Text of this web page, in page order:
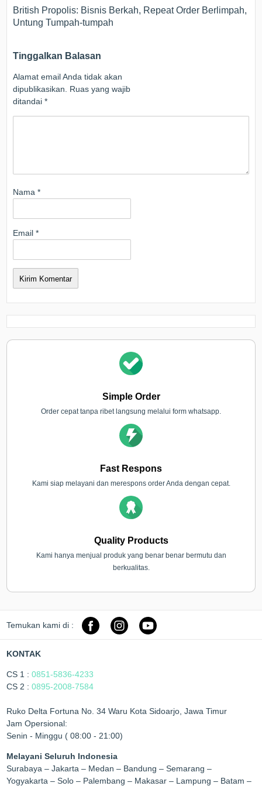
British Propolis: Bisnis Berkah, Repeat Order Berlimpah,
Untung Tumpah-tumpah
Tinggalkan Balasan
Alamat email Anda tidak akan
dipublikasikan.
Ruas yang wajib
ditandai*
Nama*
Email*
Simple Order
Order cepat tanpa ribet langsung melalui form whatsapp.
Fast Respons
Kami siap melayani dan merespons order Anda dengan cepat.
Quality Products
Kami hanya menjual produk yang benar benar bermutu dan
berkualitas.
Temukan kami di :
KONTAK
CS 1 :0851-5836-4233
CS 2 :0895-2008-7584
Ruko Delta Fortuna No. 34 Waru Kota Sidoarjo, Jawa Timur
Jam Opersional:
Senin - Minggu ( 08:00 - 21:00)
Melayani Seluruh Indonesia
Surabaya – Jakarta – Medan – Bandung – Semarang –
Yogyakarta – Solo – Palembang – Makasar – Lampung – Batam –